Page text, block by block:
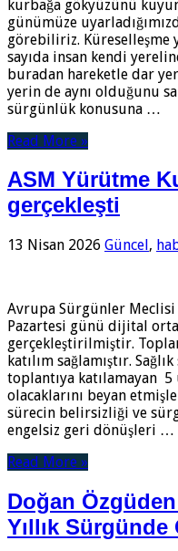
kurbağa gökyüzünü
günümüze
görebiliriz. Küreselleşme
sayıda insan kendi
buradan hareketle dar
yerin de aynı
sürgünlük konusuna …
Read More »
ASM Yürütme
gerçekleşti
13 Nisan 2026 Güncel ,
Avrupa Sürgünler
Pazartesi günü dijital
gerçekleştirilmiştir.
katılım sağlamıştır.
toplantıya katılamayan
olacaklarını beyan
sürecin belirsizliği ve
engelsiz geri dönüşleri …
Read More »
Doğan
Yıllık